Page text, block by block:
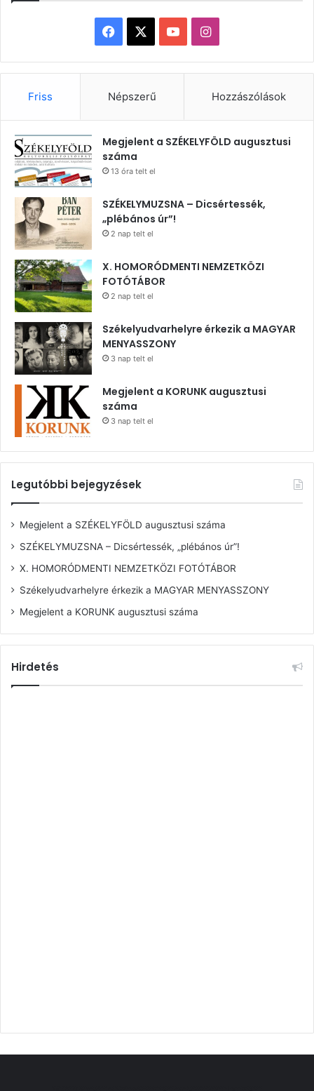
Facebook YouTubeInstagram
Friss Népszerű Hozzászólások
Megjelent a SZÉKELYFÖLD augusztusi
száma
13 óra telt el
SZÉKELYMUZSNA – Dicsértessék,
„plébános úr”!
2 nap telt el
X. HOMORÓDMENTI NEMZETKÖZI
FOTÓTÁBOR
2 nap telt el
Székelyudvarhelyre érkezik a MAGYAR
MENYASSZONY
3 nap telt el
Megjelent a KORUNK augusztusi
száma
3 nap telt el
Legutóbbi bejegyzések
Megjelent a SZÉKELYFÖLD augusztusi száma
SZÉKELYMUZSNA – Dicsértessék, „plébános úr”!
X. HOMORÓDMENTI NEMZETKÖZI FOTÓTÁBOR
Székelyudvarhelyre érkezik a MAGYAR MENYASSZONY
Megjelent a KORUNK augusztusi száma
Hirdetés